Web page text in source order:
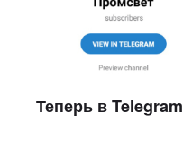
Теперь в Telegram